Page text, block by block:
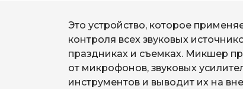
Это устройство, которое
контроля всех звуковых
праздниках и съемках. Микшер
от микрофонов, звуковых
инструментов и выводит их на